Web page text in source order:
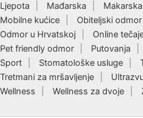
Ljepota
Mađarska
Mobilne kućice
Obiteljski odmor
Odmor u Hrvatskoj
Online
Pet friendly odmor
Putovanja
Sport
Stomatološke usluge
Tretmani za mršavljenje
Wellness
Wellness za dvoje